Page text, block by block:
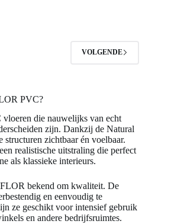
VOLGENDE
PVC?
die nauwelijks van echt
zijn. Dankzij de Natural
zichtbaar én voelbaar.
realistische uitstraling die perfect
als klassieke interieurs.
bekend om kwaliteit. De
en eenvoudig te
ze geschikt voor intensief gebruik
en andere bedrijfsruimtes.